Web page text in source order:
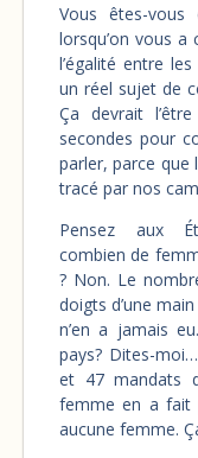
Vous êtes-
lorsqu’on vous
l’égalité entre
un réel sujet de
Ça devrait
secondes pour
parler, parce que
tracé par nos
Pensez aux
combien de
? Non. Le
doigts d’une
n’en a jamais
pays? Dites-
et 47 mandats
femme en a fait
aucune femme.